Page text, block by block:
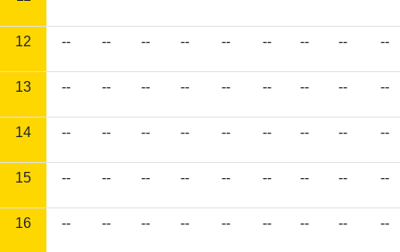
12 -- -- -- -- -- -- -- -- --
13 -- -- -- -- -- -- -- -- --
14 -- -- -- -- -- -- -- -- --
15 -- -- -- -- -- -- -- -- --
16 -- -- -- -- -- -- -- -- --